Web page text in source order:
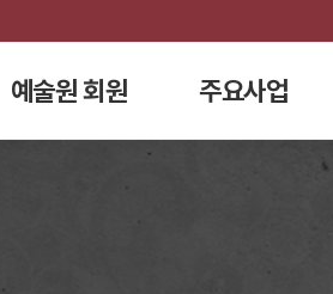
예술원 회원 주요사업